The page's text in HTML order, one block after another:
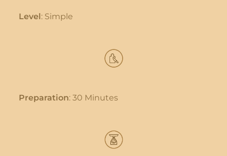
Level : Simple
Preparation: 30 Minutes